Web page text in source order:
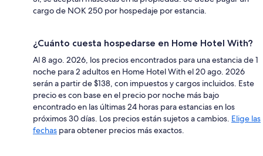
cargo de NOK 250 por hospedaje por estancia.
¿Cuánto cuesta hospedarse en Home Hotel With?
Al 8 ago. 2026, los precios encontrados para una estancia de 1
noche para 2 adultos en Home Hotel With el 20 ago. 2026
serán a partir de $138, con impuestos y cargos incluidos. Este
precio es con base en el precio por noche más bajo
encontrado en las últimas 24 horas para estancias en los
próximos 30 días. Los precios están sujetos a cambios. Elige las
fechas para obtener precios más exactos.